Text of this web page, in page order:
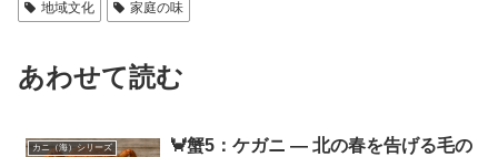
地域文化
家庭の味
あわせて読む
カニ（海）シリーズ
🦀蟹5：ケガニ ― 北の春を告げる毛の